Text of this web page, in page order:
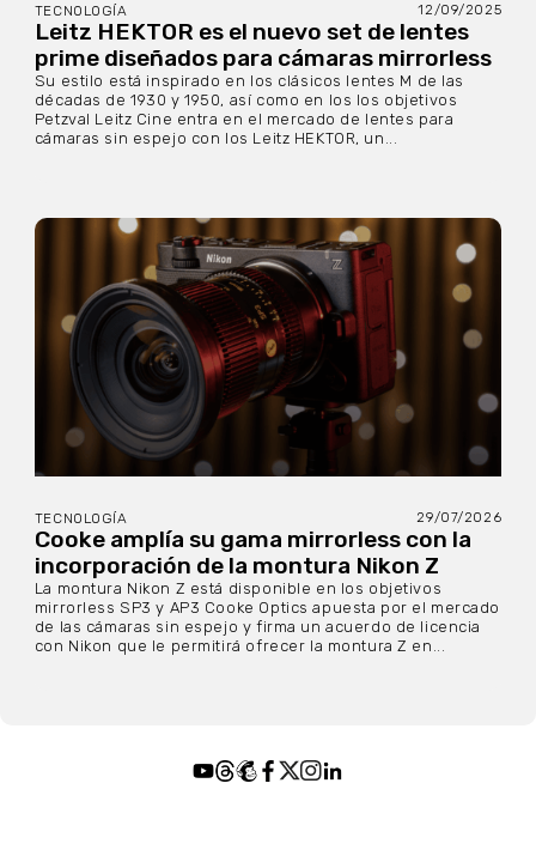
TECNOLOGÍA 12/09/2025
Leitz HEKTOR es el nuevo set de lentes
prime diseñados para cámaras mirrorless
Su estilo está inspirado en los clásicos lentes M de las
décadas de 1930 y 1950, así como en los los objetivos
Petzval Leitz Cine entra en el mercado de lentes para
cámaras sin espejo con los Leitz HEKTOR, un...
TECNOLOGÍA 29/07/2026
Cooke amplía su gama mirrorless con la
incorporación de la montura Nikon Z
La montura Nikon Z está disponible en los objetivos
mirrorless SP3 y AP3 Cooke Optics apuesta por el mercado
de las cámaras sin espejo y firma un acuerdo de licencia
con Nikon que le permitirá ofrecer la montura Z en...